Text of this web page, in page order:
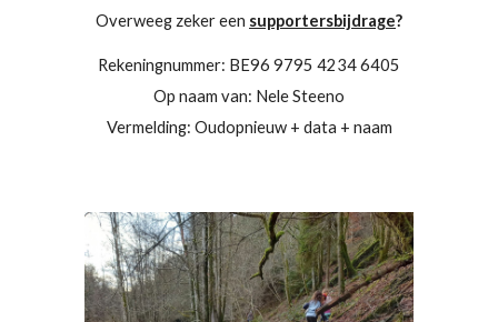
Overweeg zeker een supportersbijdrage?
Rekeningnummer: BE96 9795 4234 6405
Op naam van: Nele Steeno
Vermelding: Oudopnieuw + data + naam